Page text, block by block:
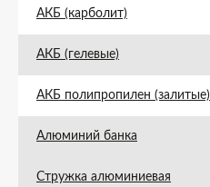
АКБ (карболит)
АКБ (гелевые)
АКБ полипропилен (залитые)
Алюминий банка
Стружка алюминиевая